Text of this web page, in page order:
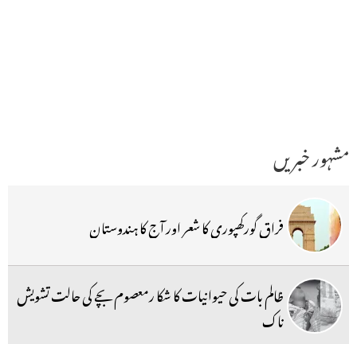
مشہور خبریں
فراق گورکھپوری کا شعر اور آج کا ہندوستان
ظالم بات کی حیوانیات کا شکا رمعصوم بچے کی حالت تشویش
ناک